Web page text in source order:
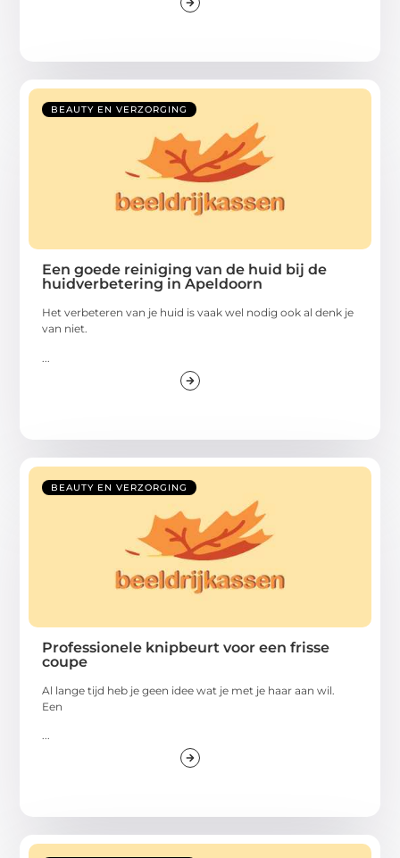
BEAUTY EN VERZORGING
Een goede reiniging van de huid bij de
huidverbetering in Apeldoorn
Het verbeteren van je huid is vaak wel nodig ook al denk je
van niet.
BEAUTY EN VERZORGING
Professionele knipbeurt voor een frisse
coupe
Al lange tijd heb je geen idee wat je met je haar aan wil.
Een
...